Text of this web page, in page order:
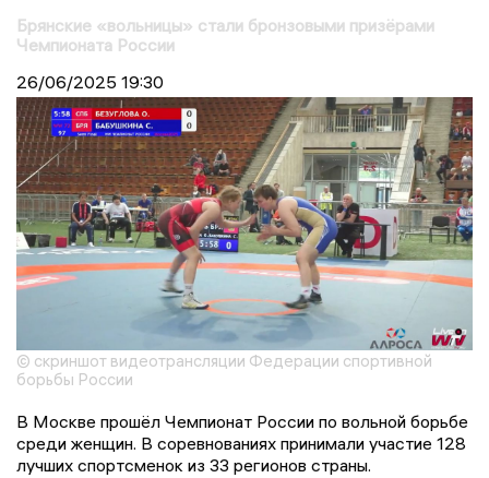
Брянские «вольницы» стали бронзовыми призёрами
Чемпионата России
26/06/2025 19:30
© скриншот видеотрансляции Федерации спортивной
борьбы России
В Москве прошёл Чемпионат России по вольной борьбе
среди женщин. В соревнованиях принимали участие 128
лучших спортсменок из 33 регионов страны.